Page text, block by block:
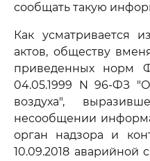
сообщать такую
Как усматривается
актов, обществу
приведенных норм
04.05.1999 N 96-ФЗ
воздуха",
несообщении
орган надзора и
10.09.2018 аварийной